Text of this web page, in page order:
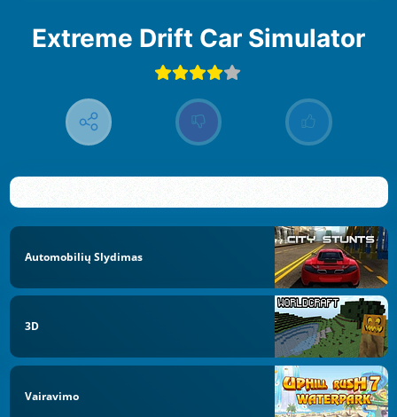
Extreme Drift Car Simulator
Automobilių Slydimas
3D
Vairavimo